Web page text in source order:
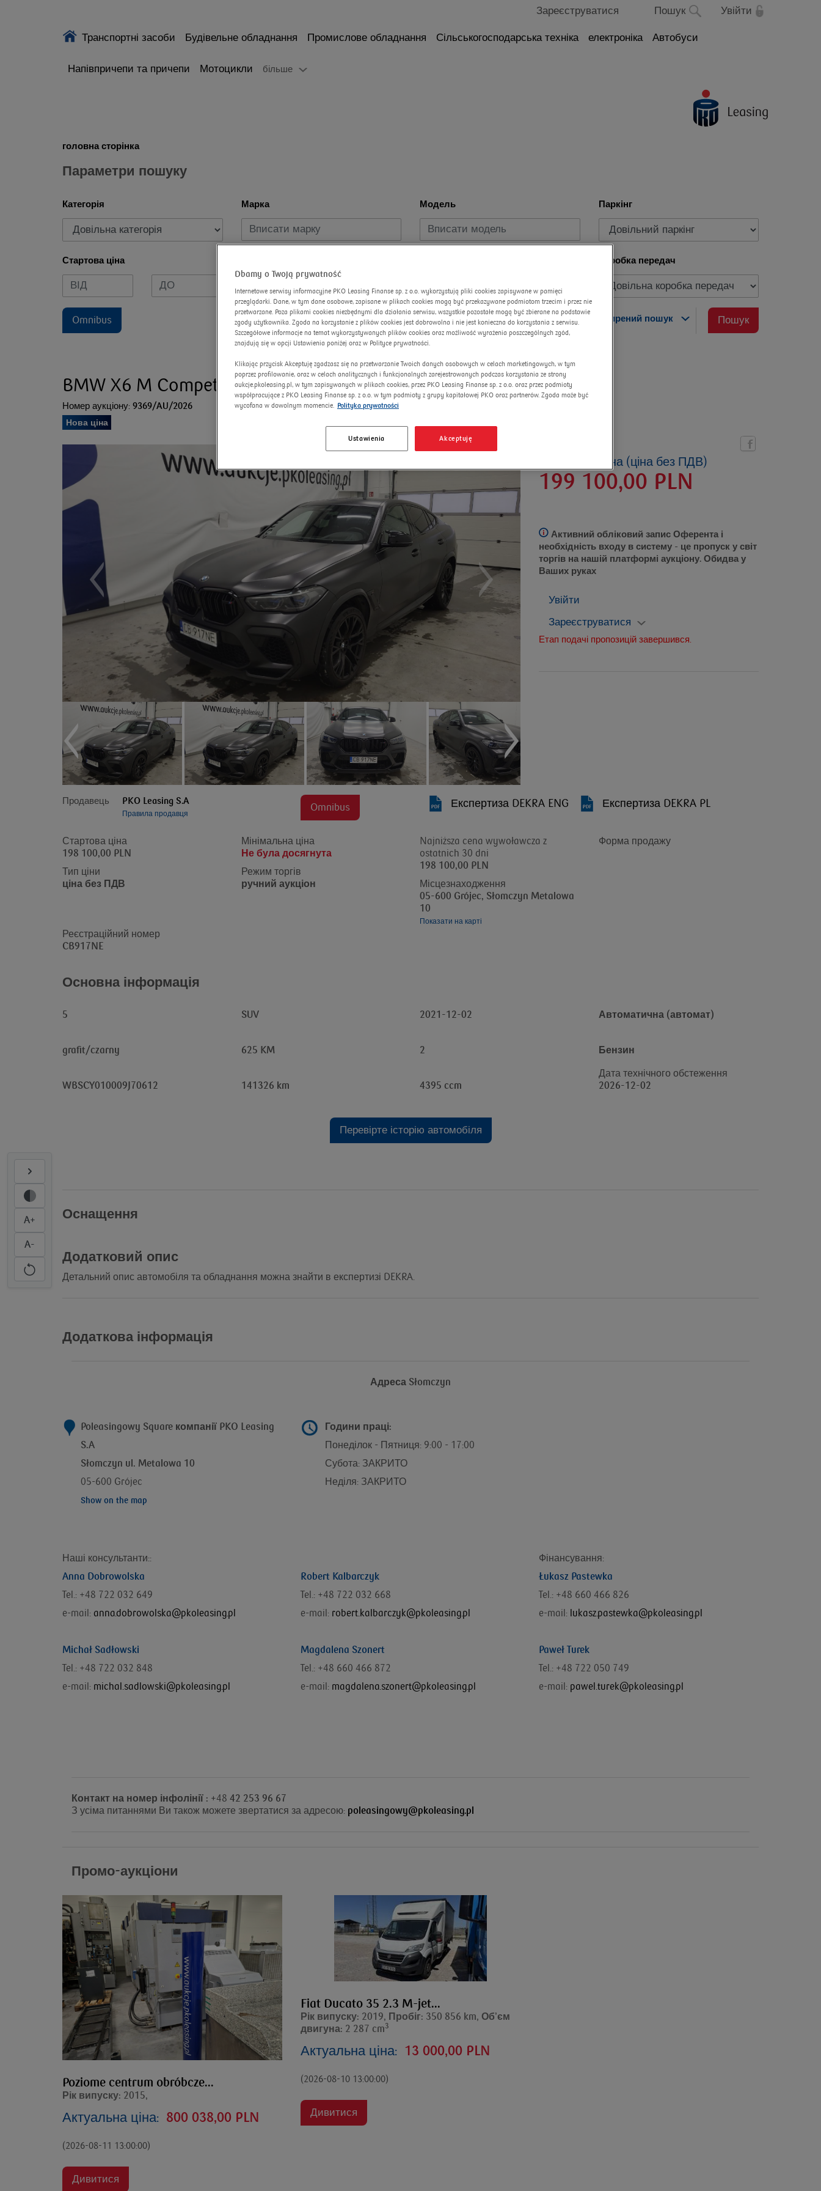
Зареєструватися Пошук Увійти
Транспортні засоби Будівельне обладнання Промислове обладнання Сільськогосподарська техніка електроніка Автобуси
Напівпричепи та причепи Мотоцикли більше
головна сторінка
Параметри пошуку
Категорія Марка Модель Паркінг
Стартова ціна Коробка передач
Omnibus розширений пошук Пошук
BMW X6 M Competition
Номер аукціону: 9369/AU/2026
Нова ціна
Актуальна ціна (ціна без ПДВ)
199 100,00 PLN
Активний обліковий запис Оферента і
необхідність входу в систему - це пропуск у світ
торгів на нашій платформі аукціону. Обидва у
Ваших руках
Увійти
Зареєструватися
Етап подачі пропозицій завершився.
Продавець PKO Leasing S.A
Правила продавця
Omnibus Експертиза DEKRA ENG Експертиза DEKRA PL
Стартова ціна
198 100,00 PLN
Тип ціни
ціна без ПДВ
Мінімальна ціна
Не була досягнута
Режим торгів
ручний аукціон
Najniższa cena wywoławcza z
ostatnich 30 dni
198 100,00 PLN
Місцезнаходження
05-600 Grójec, Słomczyn Metalowa
10
Показати на карті
Форма продажу
Реєстраційний номер
CB917NE
Основна інформація
5 SUV 2021-12-02 Автоматична (автомат)
grafit/czarny 625 KM 2 Бензин
WBSCY010009J70612 141326 km 4395 ccm
Дата технічного обстеження
2026-12-02
Перевірте історію автомобіля
Оснащення
Додатковий опис
Детальний опис автомобіля та обладнання можна знайти в експертизі DEKRA.
Додаткова інформація
Адреса Słomczyn
Poleasingowy Square компанії PKO Leasing
S.A
Słomczyn ul. Metalowa 10
05-600 Grójec
Show on the map
Години праці:
Понеділок - Пятниця: 9:00 - 17:00
Субота: ЗАКРИТО
Неділя: ЗАКРИТО
Наші консультанти::
Anna Dobrowolska
Tel.: +48 722 032 649
e-mail: anna.dobrowolska@pkoleasing.pl
Michał Sadłowski
Tel.: +48 722 032 848
e-mail: michal.sadlowski@pkoleasing.pl
Robert Kalbarczyk
Tel.: +48 722 032 668
e-mail: robert.kalbarczyk@pkoleasing.pl
Magdalena Szonert
Tel.: +48 660 466 872
e-mail: magdalena.szonert@pkoleasing.pl
Фінансування:
Łukasz Pastewka
Tel.: +48 660 466 826
e-mail: lukasz.pastewka@pkoleasing.pl
Paweł Turek
Tel.: +48 722 050 749
e-mail: pawel.turek@pkoleasing.pl
Контакт на номер інфолінії : +48 42 253 96 67
З усіма питаннями Ви також можете звертатися за адресою: poleasingowy@pkoleasing.pl
Промо-аукціони
Poziome centrum obróbcze...
Рік випуску: 2015,
Актуальна ціна: 800 038,00 PLN
(2026-08-11 13:00:00)
Дивитися
Fiat Ducato 35 2.3 M-jet...
Рік випуску: 2019, Пробіг: 350 856 km, Об’єм
двигуна: 2 287 cm3
Актуальна ціна: 13 000,00 PLN
(2026-08-10 13:00:00)
Дивитися
A+
A-
Dbamy o Twoją prywatność
Internetowe serwisy informacyjne PKO Leasing Finanse sp. z o.o. wykorzystują pliki cookies zapisywane w pamięci
przeglądarki. Dane, w tym dane osobowe, zapisane w plikach cookies mogą być przekazywane podmiotom trzecim i przez nie
przetwarzane. Poza plikami cookies niezbędnymi dla działania serwisu, wszystkie pozostałe mogą być zbierane na podstawie
zgody użytkownika. Zgoda na korzystanie z plików cookies jest dobrowolna i nie jest konieczna do korzystania z serwisu.
Szczegółowe informacje na temat wykorzystywanych plików cookies oraz możliwość wyrażenia poszczególnych zgód,
znajdują się w opcji Ustawienia poniżej oraz w Polityce prywatności.
Klikając przycisk Akceptuję zgadzasz się na przetwarzanie Twoich danych osobowych w celach marketingowych, w tym
poprzez profilowanie, oraz w celach analitycznych i funkcjonalnych zarejestrowanych podczas korzystania ze strony
aukcje.pkoleasing.pl, w tym zapisywanych w plikach cookies, przez PKO Leasing Finanse sp. z o.o. oraz przez podmioty
współpracujące z PKO Leasing Finanse sp. z o.o. w tym podmioty z grupy kapitałowej PKO oraz partnerów. Zgoda może być
wycofana w dowolnym momencie. Polityka prywatności
Akceptuję
Ustawienia